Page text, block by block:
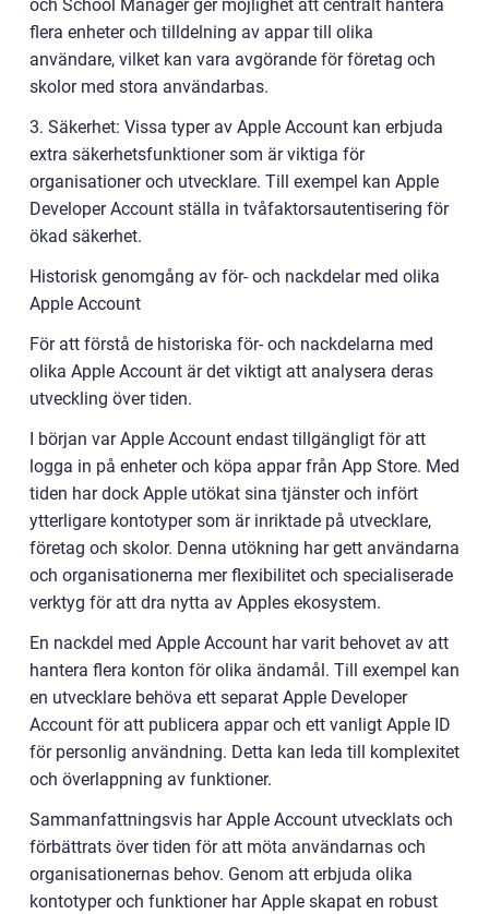
och School Manager ger möjlighet att centralt hantera
flera enheter och tilldelning av appar till olika
användare, vilket kan vara avgörande för företag och
skolor med stora användarbas.
3. Säkerhet: Vissa typer av Apple Account kan erbjuda
extra säkerhetsfunktioner som är viktiga för
organisationer och utvecklare. Till exempel kan Apple
Developer Account ställa in tvåfaktorsautentisering för
ökad säkerhet.
Historisk genomgång av för- och nackdelar med olika
Apple Account
För att förstå de historiska för- och nackdelarna med
olika Apple Account är det viktigt att analysera deras
utveckling över tiden.
I början var Apple Account endast tillgängligt för att
logga in på enheter och köpa appar från App Store. Med
tiden har dock Apple utökat sina tjänster och infört
ytterligare kontotyper som är inriktade på utvecklare,
företag och skolor. Denna utökning har gett användarna
och organisationerna mer flexibilitet och specialiserade
verktyg för att dra nytta av Apples ekosystem.
En nackdel med Apple Account har varit behovet av att
hantera flera konton för olika ändamål. Till exempel kan
en utvecklare behöva ett separat Apple Developer
Account för att publicera appar och ett vanligt Apple ID
för personlig användning. Detta kan leda till komplexitet
och överlappning av funktioner.
Sammanfattningsvis har Apple Account utvecklats och
förbättrats över tiden för att möta användarnas och
organisationernas behov. Genom att erbjuda olika
kontotyper och funktioner har Apple skapat en robust